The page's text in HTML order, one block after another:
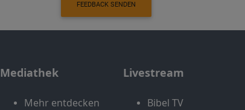
FEEDBACK SENDEN
Mediathek
Mehr entdecken
Livestream
Bibel TV